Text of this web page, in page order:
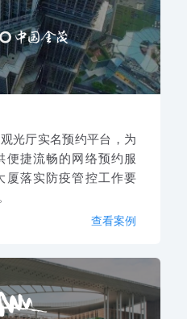
光厅实名预约平台，为
便捷流畅的网络预约服
厦落实防疫管控工作要
查看案例